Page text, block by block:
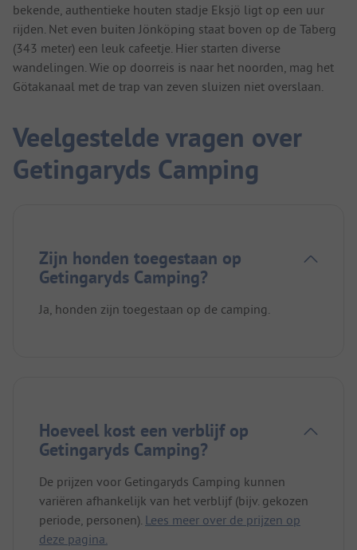
bekende, authentieke houten stadje Eksjö ligt op een uur
rijden. Net even buiten Jönköping staat boven op de Taberg
(343 meter) een leuk cafeetje. Hier starten diverse
wandelingen. Wie op doorreis is naar het noorden, mag het
Götakanaal met de trap van zeven sluizen niet overslaan.
Veelgestelde vragen over
Getingaryds Camping
Zijn honden toegestaan op
Getingaryds Camping?
Ja, honden zijn toegestaan op de camping.
Hoeveel kost een verblijf op
Getingaryds Camping?
De prijzen voor Getingaryds Camping kunnen
variëren afhankelijk van het verblijf (bijv. gekozen
periode, personen). Lees meer over de prijzen op
deze pagina.